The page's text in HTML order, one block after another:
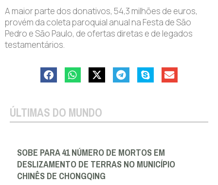
A maior parte dos donativos, 54,3 milhões de euros,
provém da coleta paroquial anual na Festa de São
Pedro e São Paulo, de ofertas diretas e de legados
testamentários.
ÚLTIMAS DO MUNDO
SOBE PARA 41 NÚMERO DE MORTOS EM
DESLIZAMENTO DE TERRAS NO MUNICÍPIO
CHINÊS DE CHONGQING